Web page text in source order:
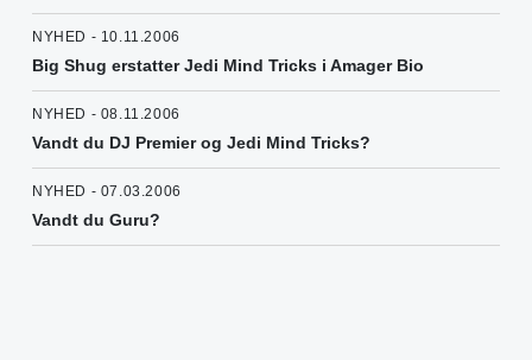
NYHED - 10.11.2006
Big Shug erstatter Jedi Mind Tricks i Amager Bio
NYHED - 08.11.2006
Vandt du DJ Premier og Jedi Mind Tricks?
NYHED - 07.03.2006
Vandt du Guru?